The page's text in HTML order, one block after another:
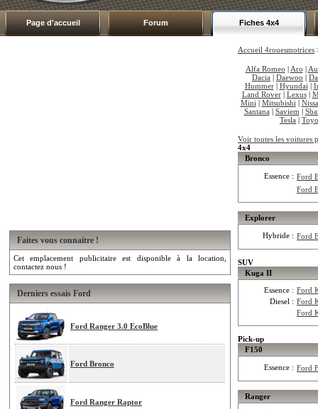
Page d'accueil Forum Fiches 4x4
Faites vous connaitre !
Cet emplacement publicitaire est disponible à la location,
contactez nous !
Derniers essais Ford
Ford Ranger 3.0 EcoBlue
Ford Bronco
Ford Ranger Raptor
Accueil 4rouesmotrices
Alfa Romeo | Aro |
Dacia | Daewoo |
Hummer| Hyundai |
Land Rover| Lexus|
Mini | Mitsubishi |
Santana | Saviem |
Tesla |
Voir toutes les voitures
4x4
Bronco
Essence : Ford
Ford
Explorer
Hybride : Ford
SUV
Kuga II
Essence : Ford
Diesel : Ford
Ford
Pick-up
F150
Essence : Ford
Ranger